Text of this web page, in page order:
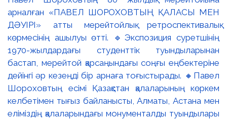
арналған «ПАВЕЛ ШОРОХОВТЫҢ ҚАЛАСЫ МЕН
ДӘУІРІ» атты мерейтойлық ретроспективалық
көрмесінің ашылуы өтті. 🔹Экспозиция суретшінің
1970-жылдардағы студенттік туындыларынан
бастап, мерейтой қарсаңындағы соңғы еңбектеріне
дейінгі әр кезеңді бір арнаға тоғыстырады. 🔸Павел
Шороховтың есімі Қазақстан қалаларының көркем
келбетімен тығыз байланысты, Алматы, Астана мен
еліміздің қалаларындағы монументалды туындылары